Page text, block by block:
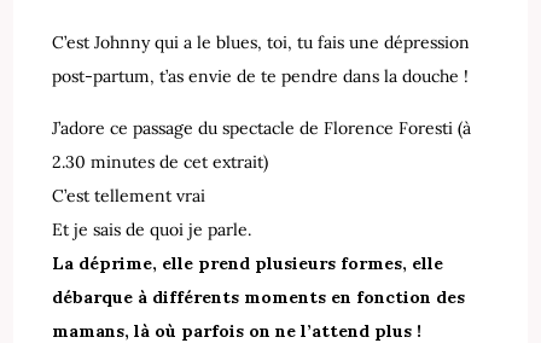
C’est Johnny qui a le blues, toi, tu fais une dépression
post-partum, t’as envie de te pendre dans la douche !
J’adore ce passage du spectacle de Florence Foresti (à
2.30 minutes de cet extrait)
C’est tellement vrai
Et je sais de quoi je parle.
La déprime, elle prend plusieurs formes, elle
débarque à différents moments en fonction des
mamans, là où parfois on ne l’attend plus !